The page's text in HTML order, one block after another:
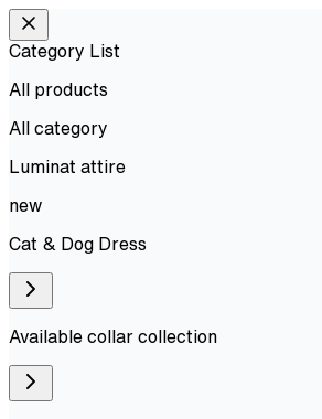
Category List
All products
All category
Luminat attire
new
Cat & Dog Dress
Available collar collection